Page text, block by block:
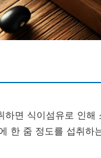
하면 식이섬유로 인
한 줌 정도를 섭취하